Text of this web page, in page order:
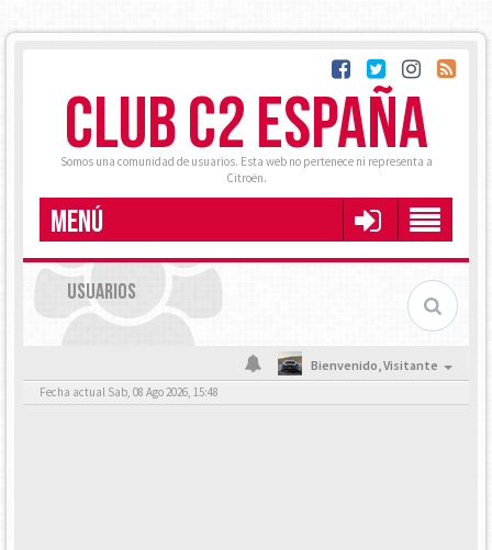
CLUB C2 ESPAÑA
Somos una comunidad de usuarios. Esta web no pertenece ni representa a
Citroën.
MENÚ
USUARIOS
Bienvenido,Visitante
Fecha actual Sab, 08 Ago 2026, 15:48